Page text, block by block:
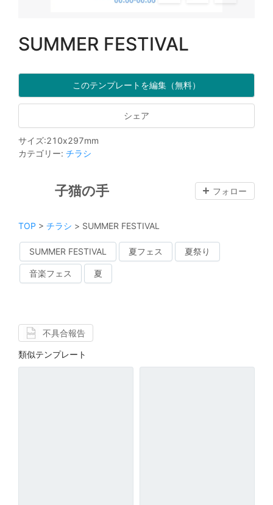
SUMMER FESTIVAL
このテンプレートを編集（無料）
シェア
サイズ:210x297mm
カテゴリー: チラシ
子猫の手 フォロー
TOP > チラシ > SUMMER FESTIVAL
SUMMER FESTIVAL 夏フェス 夏祭り
音楽フェス 夏
不具合報告
類似テンプレート